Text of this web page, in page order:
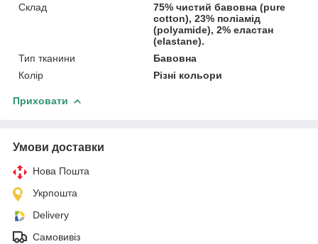
Склад
75% чистий бавовна (pure
cotton), 23% поліамід
(polyamide), 2% еластан
(elastane).
Тип тканини
Бавовна
Колір
Різні кольори
Приховати
Умови доставки
Нова Пошта
Укрпошта
Delivery
Самовивіз